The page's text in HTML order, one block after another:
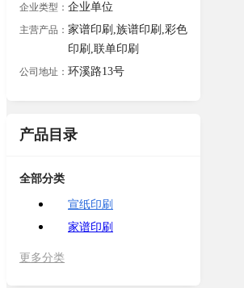
企业类型： 企业单位
主营产品： 家谱印刷,族谱印刷,彩色
印刷,联单印刷
公司地址： 环溪路13号
产品目录
全部分类
宣纸印刷
家谱印刷
更多分类